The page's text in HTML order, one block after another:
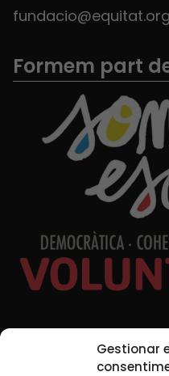
Gestionar
fundacio@equitat.org
Formem part
Xarxes Socials